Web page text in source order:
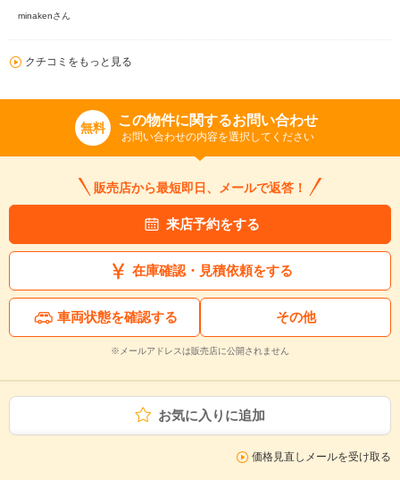
minakenさん
クチコミをもっと見る
無料 この物件に関するお問い合わせ
お問い合わせの内容を選択してください
販売店から最短即日、メールで返答！
来店予約をする
在庫確認・見積依頼をする
車両状態を確認する その他
※メールアドレスは販売店に公開されません
お気に入りに追加
価格見直しメールを受け取る